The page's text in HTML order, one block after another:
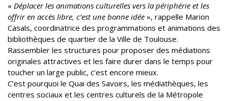
« Déplacer les animations culturelles vers la périphérie et les
offrir en accès libre, c’est une bonne idée », rappelle Marion
Casals, coordinatrice des programmations et animations des
bibliothèques de quartier de la Ville de Toulouse.
Rassembler les structures pour proposer des médiations
originales attractives et les faire durer dans le temps pour
toucher un large public, c’est encore mieux.
C’est pourquoi le Quai des Savoirs, les médiathèques, les
centres sociaux et les centres culturels de la Métropole